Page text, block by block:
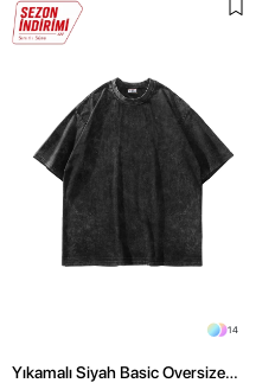
14
Yıkamalı Siyah Basic Oversize